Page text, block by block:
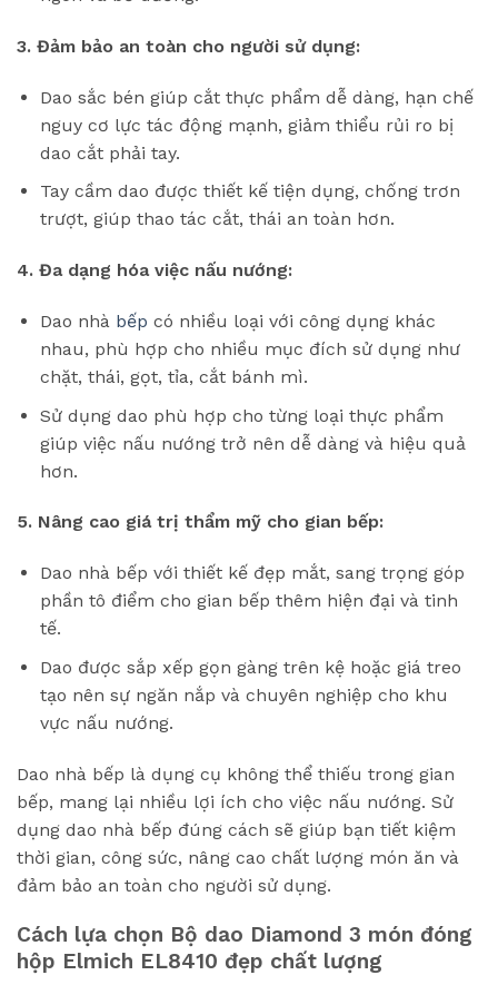
3. Đảm bảo an toàn cho người sử dụng:
Dao sắc bén giúp cắt thực phẩm dễ dàng, hạn chế
nguy cơ lực tác động mạnh, giảm thiểu rủi ro bị
dao cắt phải tay.
Tay cầm dao được thiết kế tiện dụng, chống trơn
trượt, giúp thao tác cắt, thái an toàn hơn.
4. Đa dạng hóa việc nấu nướng:
Dao nhà bếp có nhiều loại với công dụng khác
nhau, phù hợp cho nhiều mục đích sử dụng như
chặt, thái, gọt, tỉa, cắt bánh mì.
Sử dụng dao phù hợp cho từng loại thực phẩm
giúp việc nấu nướng trở nên dễ dàng và hiệu quả
hơn.
5. Nâng cao giá trị thẩm mỹ cho gian bếp:
Dao nhà bếp với thiết kế đẹp mắt, sang trọng góp
phần tô điểm cho gian bếp thêm hiện đại và tinh
tế.
Dao được sắp xếp gọn gàng trên kệ hoặc giá treo
tạo nên sự ngăn nắp và chuyên nghiệp cho khu
vực nấu nướng.
Dao nhà bếp là dụng cụ không thể thiếu trong gian
bếp, mang lại nhiều lợi ích cho việc nấu nướng. Sử
dụng dao nhà bếp đúng cách sẽ giúp bạn tiết kiệm
thời gian, công sức, nâng cao chất lượng món ăn và
đảm bảo an toàn cho người sử dụng.
Cách lựa chọn Bộ dao Diamond 3 món đóng
hộp Elmich EL8410 đẹp chất lượng